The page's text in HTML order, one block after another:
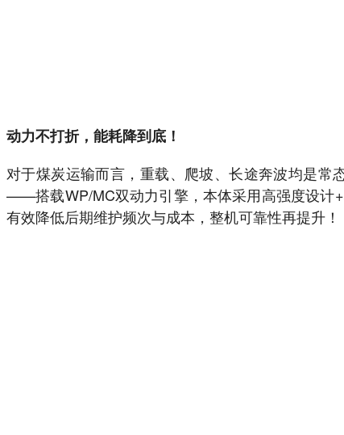
动力不打折，能耗降到底！
对于煤炭运输而言，重载、爬坡、长途奔波均是
——搭载WP/MC双动力引擎，本体采用高强度设计
有效降低后期维护频次与成本，整机可靠性再提升！